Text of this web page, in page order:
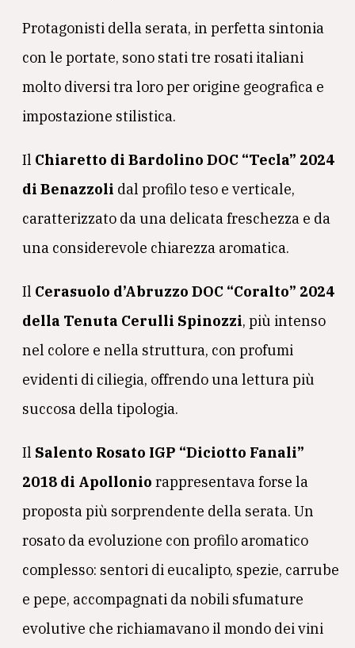
Protagonisti della serata, in perfetta sintonia
con le portate, sono stati tre rosati italiani
molto diversi tra loro per origine geografica e
impostazione stilistica.
Il Chiaretto di Bardolino DOC “Tecla” 2024
di Benazzoli dal profilo teso e verticale,
caratterizzato da una delicata freschezza e da
una considerevole chiarezza aromatica.
Il Cerasuolo d’Abruzzo DOC “Coralto” 2024
della Tenuta Cerulli Spinozzi, più intenso
nel colore e nella struttura, con profumi
evidenti di ciliegia, offrendo una lettura più
succosa della tipologia.
Il Salento Rosato IGP “Diciotto Fanali”
2018 di Apollonio rappresentava forse la
proposta più sorprendente della serata. Un
rosato da evoluzione con profilo aromatico
complesso: sentori di eucalipto, spezie, carrube
e pepe, accompagnati da nobili sfumature
evolutive che richiamavano il mondo dei vini